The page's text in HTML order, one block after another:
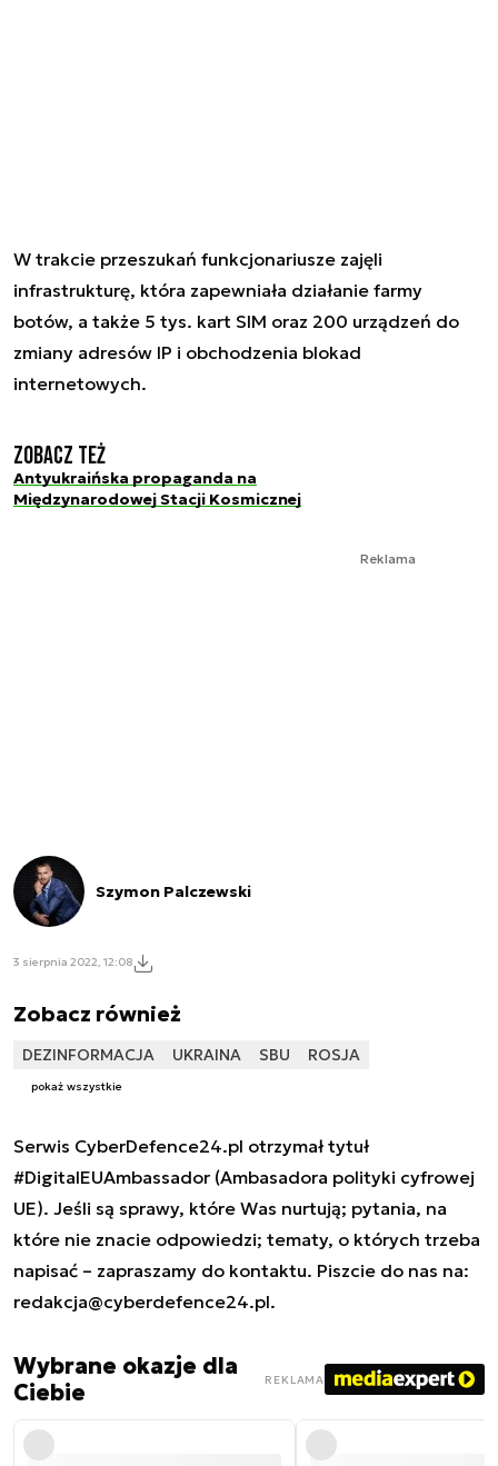
W trakcie przeszukań funkcjonariusze zajęli
infrastrukturę, która zapewniała działanie farmy
botów, a także 5 tys. kart SIM oraz 200 urządzeń do
zmiany adresów IP i obchodzenia blokad
internetowych.
Zobacz też
Antyukraińska propaganda na
Międzynarodowej Stacji Kosmicznej
Reklama
Szymon Palczewski
3 sierpnia 2022, 12:08
Zobacz również
DEZINFORMACJA UKRAINA SBU ROSJA
pokaż wszystkie
Serwis CyberDefence24.pl otrzymał tytuł
#DigitalEUAmbassador (Ambasadora polityki cyfrowej
UE). Jeśli są sprawy, które Was nurtują; pytania, na
które nie znacie odpowiedzi; tematy, o których trzeba
napisać – zapraszamy do kontaktu. Piszcie do nas na:
redakcja@cyberdefence24.pl.
Wybrane okazje dla
Ciebie
REKLAMA